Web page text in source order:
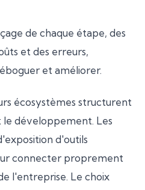
de chaque étape, des
et des erreurs,
et améliorer.
écosystèmes structurent
développement. Les
d'outils
connecter proprement
l'entreprise. Le choix